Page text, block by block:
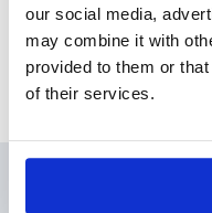
our social media,
may combine it with
provided to them or
of their services.
Archive